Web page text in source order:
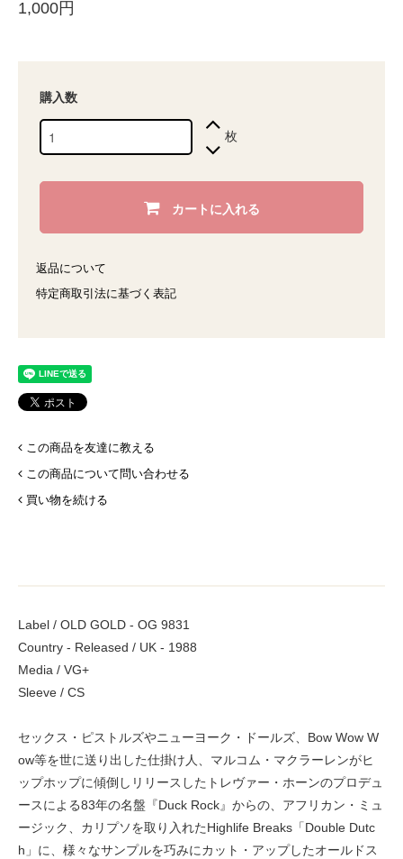
1,000円
購入数
枚
カートに入れる
返品について
特定商取引法に基づく表記
この商品を友達に教える
この商品について問い合わせる
買い物を続ける
Label / OLD GOLD - OG 9831
Country - Released / UK - 1988
Media / VG+
Sleeve / CS
セックス・ピストルズやニューヨーク・ドールズ、Bow Wow W
ow等を世に送り出した仕掛け人、マルコム・マクラーレンがヒ
ップホップに傾倒しリリースしたトレヴァー・ホーンのプロデュ
ースによる83年の名盤『Duck Rock』からの、アフリカン・ミュ
ージック、カリプソを取り入れたHighlife Breaks「Double Dutc
h」に、様々なサンプルを巧みにカット・アップしたオールドス